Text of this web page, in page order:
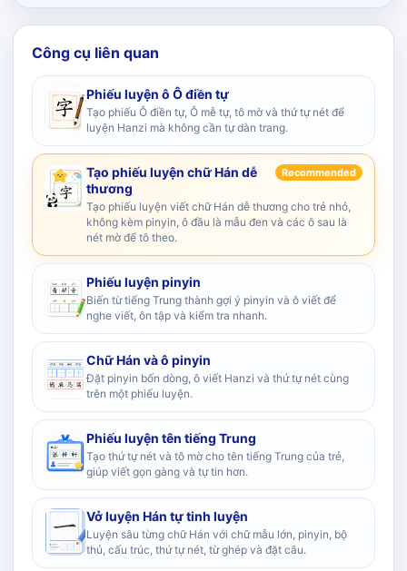
Công cụ liên quan
Phiếu luyện ô Ô điền tự
Tạo phiếu Ô điền tự, Ô mễ tự, tô mờ và thứ tự nét để
luyện Hanzi mà không cần tự dàn trang.
Tạo phiếu luyện chữ Hán dễ
thương
Recommended
Tạo phiếu luyện viết chữ Hán dễ thương cho trẻ nhỏ,
không kèm pinyin, ô đầu là mẫu đen và các ô sau là
nét mờ để tô theo.
Phiếu luyện pinyin
Biến từ tiếng Trung thành gợi ý pinyin và ô viết để
nghe viết, ôn tập và kiểm tra nhanh.
Chữ Hán và ô pinyin
Đặt pinyin bốn dòng, ô viết Hanzi và thứ tự nét cùng
trên một phiếu luyện.
Phiếu luyện tên tiếng Trung
Tạo thứ tự nét và tô mờ cho tên tiếng Trung của trẻ,
giúp viết gọn gàng và tự tin hơn.
Vở luyện Hán tự tinh luyện
Luyện sâu từng chữ Hán với chữ mẫu lớn, pinyin, bộ
thủ, cấu trúc, thứ tự nét, từ ghép và đặt câu.